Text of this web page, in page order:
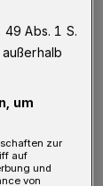
hinten.
erste
Abs. 1 S.
um
zur
auf
und
von